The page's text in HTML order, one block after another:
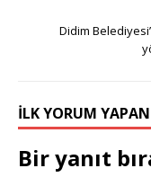
Didim
İLK YORUM
Bir yanıt